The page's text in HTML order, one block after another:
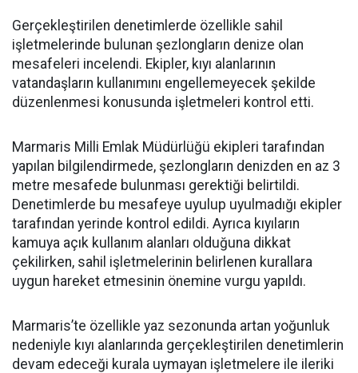
Gerçekleştirilen denetimlerde özellikle sahil
işletmelerinde bulunan şezlongların denize olan
mesafeleri incelendi. Ekipler, kıyı alanlarının
vatandaşların kullanımını engellemeyecek şekilde
düzenlenmesi konusunda işletmeleri kontrol etti.
Marmaris Milli Emlak Müdürlüğü ekipleri tarafından
yapılan bilgilendirmede, şezlongların denizden en az 3
metre mesafede bulunması gerektiği belirtildi.
Denetimlerde bu mesafeye uyulup uyulmadığı ekipler
tarafından yerinde kontrol edildi. Ayrıca kıyıların
kamuya açık kullanım alanları olduğuna dikkat
çekilirken, sahil işletmelerinin belirlenen kurallara
uygun hareket etmesinin önemine vurgu yapıldı.
Marmaris’te özellikle yaz sezonunda artan yoğunluk
nedeniyle kıyı alanlarında gerçekleştirilen denetimlerin
devam edeceği kurala uymayan işletmelere ile ileriki